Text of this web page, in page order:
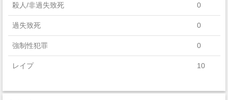
Natural Resources And Conservation
History
Family And Consumer Sciences/Human Sciences
Personal And Culinary Services
Philosophy And Religious Studies
殺人/非過失致死 0
過失致死 0
強制性犯罪 0
レイプ 10